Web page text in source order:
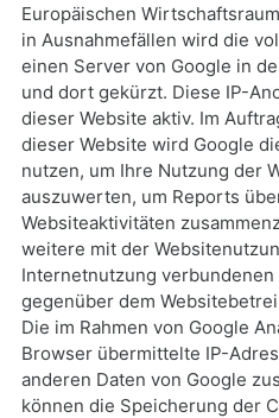
Europäischen
in Ausnahmefällen wird die
einen Server von Google in
und dort gekürzt. Diese IP-
dieser Website aktiv. Im
dieser Website wird Google
nutzen, um Ihre Nutzung der
auszuwerten, um Reports
Websiteaktivitäten
weitere mit der
Internetnutzung
gegenüber dem
Die im Rahmen von Google
Browser übermittelte IP-
anderen Daten von Google
können die Speicherung der